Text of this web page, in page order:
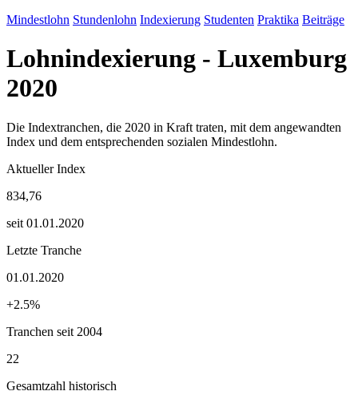
Mindestlohn Stundenlohn Indexierung Studenten Praktika Beiträge
Lohnindexierung - Luxemburg
2020
Die Indextranchen, die 2020 in Kraft traten, mit dem angewandten
Index und dem entsprechenden sozialen Mindestlohn.
Aktueller Index
834,76
seit 01.01.2020
Letzte Tranche
01.01.2020
+2.5%
Tranchen seit 2004
22
Gesamtzahl historisch